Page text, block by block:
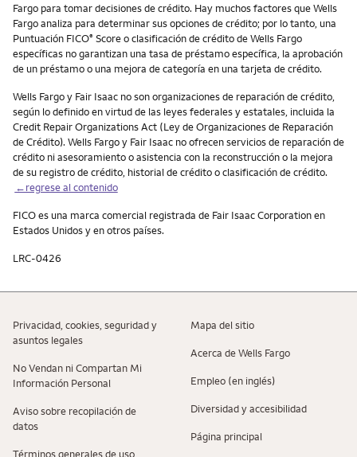
Fargo para tomar decisiones de crédito. Hay muchos factores que Wells
Fargo analiza para determinar sus opciones de crédito; por lo tanto, una
Puntuación FICO® Score o clasificación de crédito de Wells Fargo
específicas no garantizan una tasa de préstamo específica, la aprobación
de un préstamo o una mejora de categoría en una tarjeta de crédito.
Wells Fargo y Fair Isaac no son organizaciones de reparación de crédito,
según lo definido en virtud de las leyes federales y estatales, incluida la
Credit Repair Organizations Act (Ley de Organizaciones de Reparación
de Crédito). Wells Fargo y Fair Isaac no ofrecen servicios de reparación de
crédito ni asesoramiento o asistencia con la reconstrucción o la mejora
de su registro de crédito, historial de crédito o clasificación de crédito.
←regrese al contenido
FICO es una marca comercial registrada de Fair Isaac Corporation en
Estados Unidos y en otros países.
LRC-0426
Privacidad, cookies, seguridad y
asuntos legales
No Vendan ni Compartan Mi
Información Personal
Aviso sobre recopilaciؚón de
datos
Términos generales de uso
Mapa del sitio
Acerca de Wells Fargo
Empleo (en inglés)
Diversidad y accesibilidad
Página principal